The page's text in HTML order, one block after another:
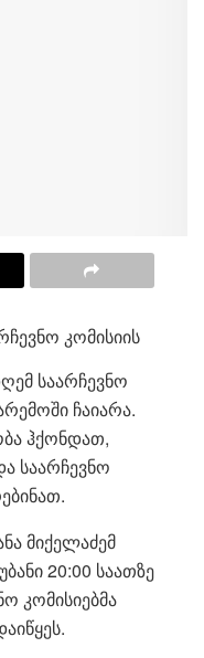
კომისიის
საარჩევნო
ჩაიარა.
ჰქონდათ,
საარჩევნო
მიქელაძემ
20:00 საათზე
კომისიებმა